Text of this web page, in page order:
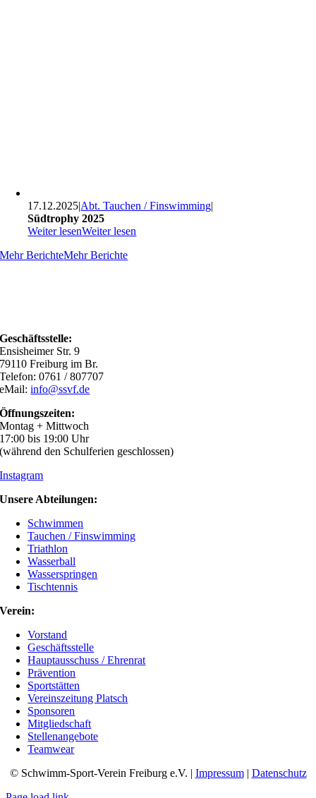
17.12.2025|Abt. Tauchen / Finswimming|
Südtrophy 2025
Weiter lesenWeiter lesen
Mehr BerichteMehr Berichte
Geschäftsstelle:
Ensisheimer Str. 9
79110 Freiburg im Br.
Telefon: 0761 / 807707
eMail:info@ssvf.de
Öffnungszeiten:
Montag + Mittwoch
17:00 bis 19:00 Uhr
(während den Schulferien geschlossen)
Instagram
Unsere Abteilungen:
Schwimmen
Tauchen / Finswimming
Triathlon
Wasserball
Wasserspringen
Tischtennis
Verein:
Vorstand
Geschäftsstelle
Hauptausschuss / Ehrenrat
Prävention
Sportstätten
Vereinszeitung Platsch
Sponsoren
Mitgliedschaft
Stellenangebote
Teamwear
© Schwimm-Sport-Verein Freiburg e.V. | Impressum| Datenschutz